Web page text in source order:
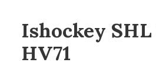
Ishockey
HV71